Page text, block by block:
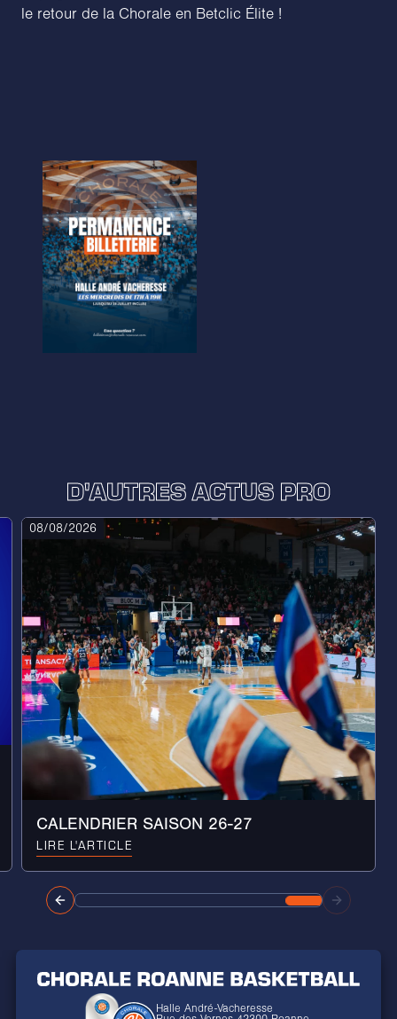
le retour de la Chorale en Betclic Élite !
D'AUTRES ACTUS PRO
08/08/2026
CALENDRIER SAISON 26-27
LIRE L'ARTICLE
Halle André-Vacheresse